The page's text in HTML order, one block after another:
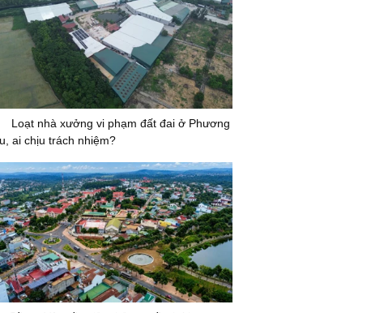
Loạt nhà xưởng vi phạm đất đai ở Phương
ai chịu trách nhiệm?